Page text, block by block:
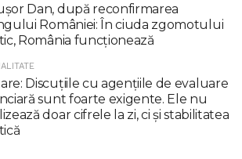
Dan, după reconfirmarea
României: În ciuda zgomotului
România funcţionează
Discuțiile cu agențiile de evaluare
sunt foarte exigente. Ele nu
doar cifrele la zi, ci și stabilitatea